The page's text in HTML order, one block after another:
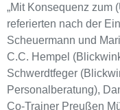
„Mit Konsequenz zum
referierten nach der
Scheuermann und
C.C. Hempel
Schwerdtfeger
Personalberatung),
Co-Trainer Preußen